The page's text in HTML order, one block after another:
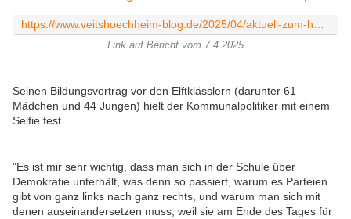
Link auf Bericht vom 7.4.2025
Seinen Bildungsvortrag vor den Elftklässlern (darunter 61
Mädchen und 44 Jungen) hielt der Kommunalpolitiker mit einem
Selfie fest.
"Es ist mir sehr wichtig, dass man sich in der Schule über
Demokratie unterhält, was denn so passiert, warum es Parteien
gibt von ganz links nach ganz rechts, und warum man sich mit
denen auseinandersetzen muss, weil sie am Ende des Tages für